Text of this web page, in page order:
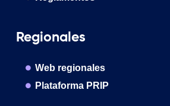
Regionales
Web regionales
Plataforma PRIP